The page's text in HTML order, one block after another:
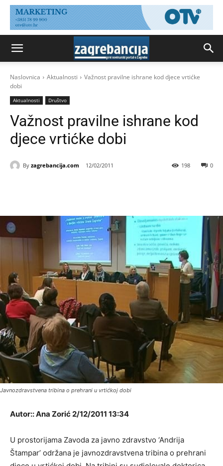
Naslovnica Aktualnosti
Važnost pravilne ishrane kod djece vrtićke
dobi
Aktualnosti Društvo
Važnost pravilne ishrane kod
djece vrtićke dobi
By zagrebancija.com 12/02/2011 0
198
Javnozdravstvena tribina o prehrani u vrtićkoj dobi
Autor:: Ana Zorić 2/12/2011 13:34
U prostorijama Zavoda za javno zdravstvo ‘Andrija
Štampar’ održana je javnozdravstvena tribina o prehrani